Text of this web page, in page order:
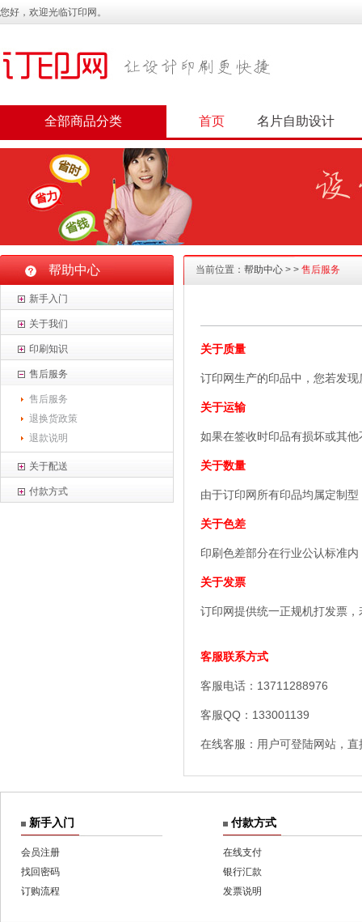
您好，欢迎光临订印网。
全部商品分类 首页 名片自助设计
帮助中心
新手入门
关于我们
印刷知识
售后服务
售后服务
退换货政策
退款说明
关于配送
付款方式
当前位置： 帮助中心 > > 售后服务
关于质量
订印网生产的印品中，您若发
关于运输
如果在签收时印品有损坏或其
关于数量
由于订印网所有印品均属定制
关于色差
印刷色差部分在行业公认标准
关于发票
订印网提供统一正规机打发票
客服联系方式
客服电话：13711288976
客服QQ：133001139
在线客服：用户可登陆网站，
新手入门
会员注册
找回密码
订购流程
付款方式
在线支付
银行汇款
发票说明